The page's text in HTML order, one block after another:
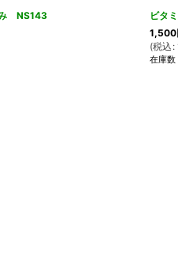
み NS143
ビタ
1,500
(税込 :
在庫数